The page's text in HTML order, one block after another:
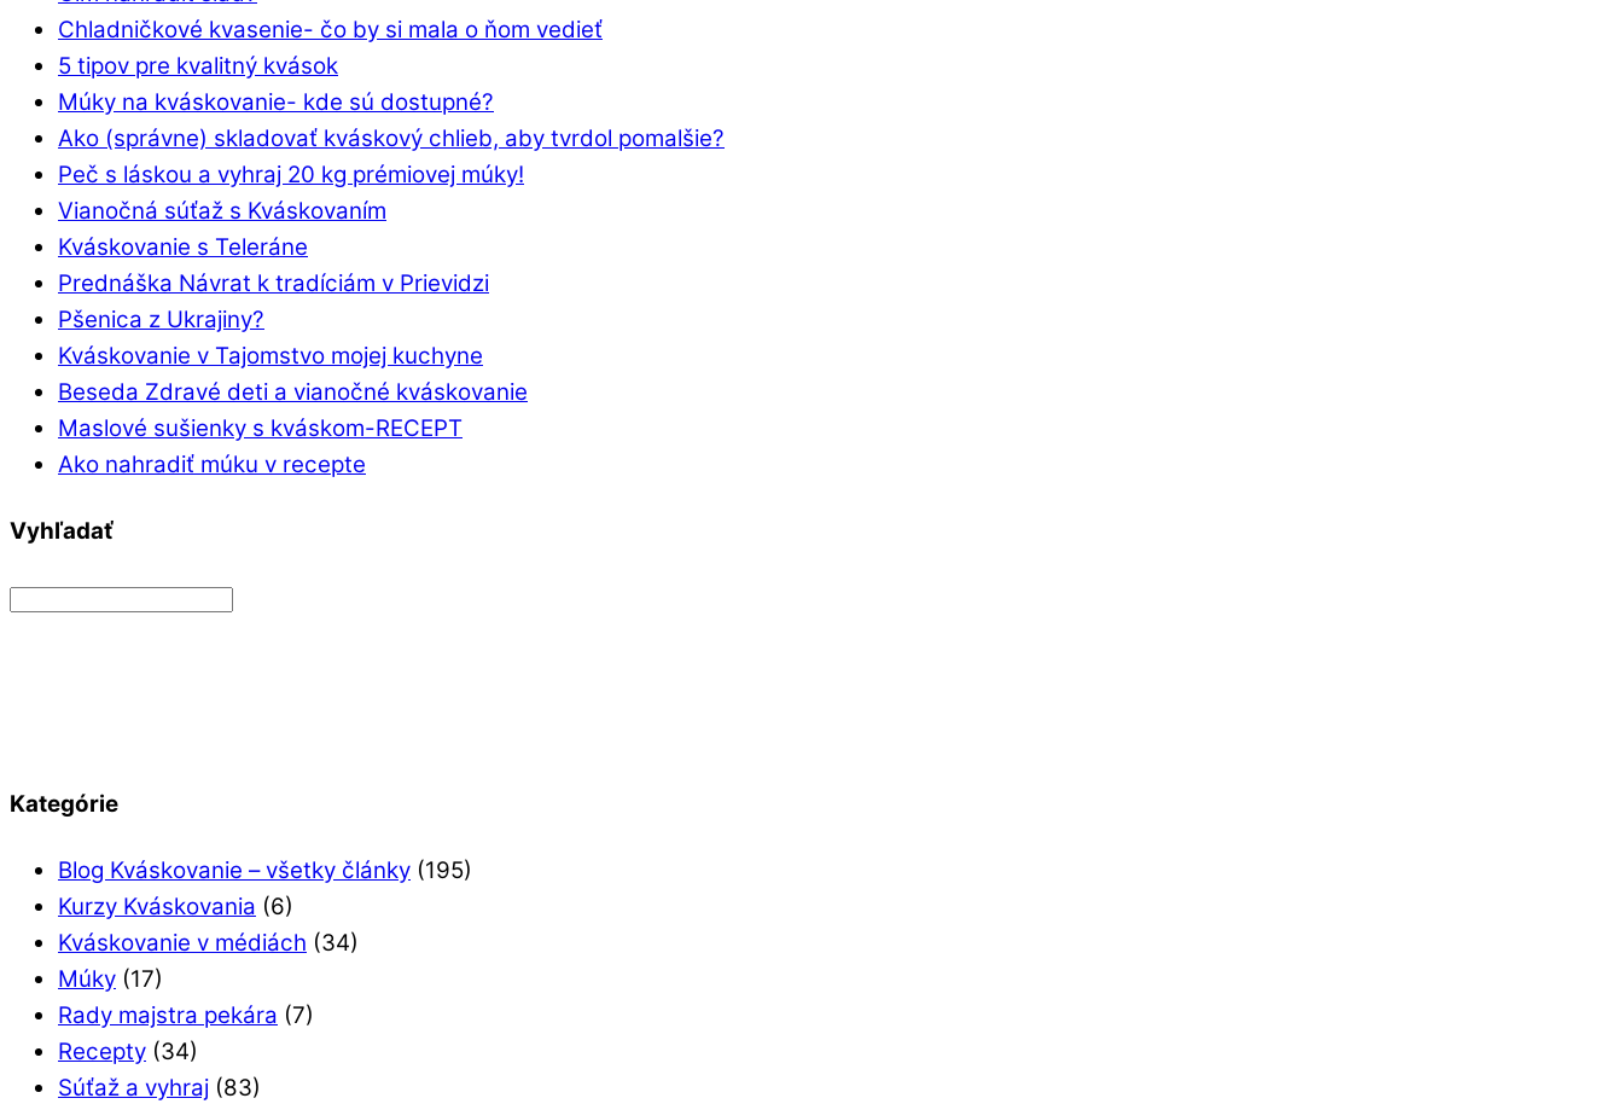
Chladničkové kvasenie- čo by si mala o ňom vedieť
5 tipov pre kvalitný kvások
Múky na kváskovanie- kde sú dostupné?
Ako (správne) skladovať kváskový chlieb, aby tvrdol pomalšie?
Peč s láskou a vyhraj 20 kg prémiovej múky!
Vianočná súťaž s Kváskovaním
Kváskovanie s Teleráne
Prednáška Návrat k tradíciám v Prievidzi
Pšenica z Ukrajiny?
Kváskovanie v Tajomstvo mojej kuchyne
Beseda Zdravé deti a vianočné kváskovanie
Maslové sušienky s kváskom-RECEPT
Ako nahradiť múku v recepte
Vyhľadať
Kategórie
Blog Kváskovanie – všetky články (195)
Kurzy Kváskovania (6)
Kváskovanie v médiách (34)
Múky (17)
Rady majstra pekára (7)
Recepty (34)
Súťaž a vyhraj (83)